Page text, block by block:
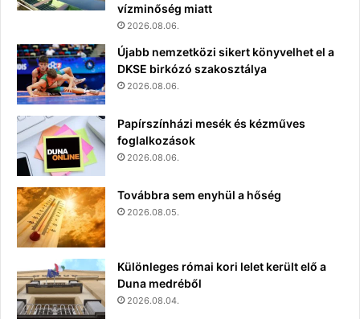
vízminőség miatt
2026.08.06.
Újabb nemzetközi sikert könyvelhet el a
DKSE birkózó szakosztálya
2026.08.06.
Papírszínházi mesék és kézműves
foglalkozások
2026.08.06.
Továbbra sem enyhül a hőség
2026.08.05.
Különleges római kori lelet került elő a
Duna medréből
2026.08.04.